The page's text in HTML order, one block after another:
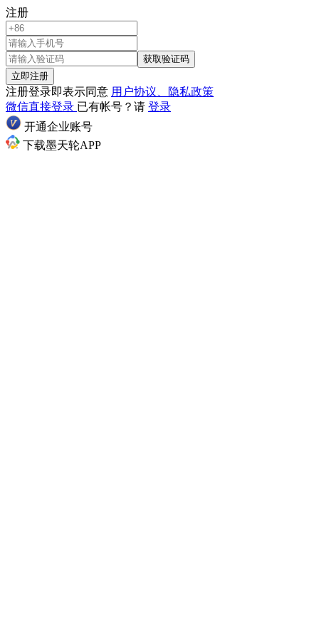
注册
获取验证码
立即注册
注册登录即表示同意 用户协议、隐私政策
微信直接登录 已有帐号？请 登录
开通企业账号
下载墨天轮APP